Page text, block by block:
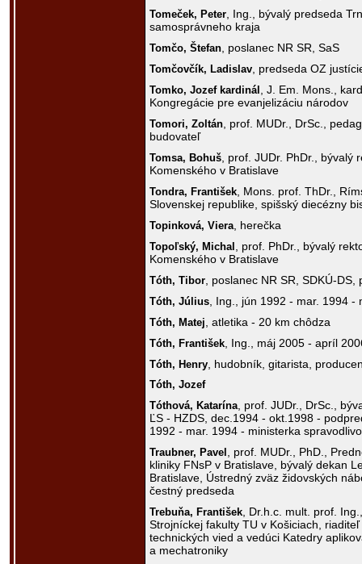
Tomeček, Peter , Ing., bývalý predseda
samosprávneho kraja
Tomčo, Štefan , poslanec NR SR, SaS
Tomčovčík, Ladislav , predseda OZ
Tomko, Jozef kardinál
, J. Em. Mons.,
Kongregácie pre evanjelizáciu národov
Tomori, Zoltán , prof. MUDr., DrSc.,
budovateľ
Tomsa, Bohuš , prof. JUDr. PhDr., bývalý
Komenského v Bratislave
Tondra, František , Mons. prof. ThDr.,
Slovenskej republike, spišský diecézny
Topinková, Viera , herečka
Topoľský, Michal
, prof. PhDr., bývalý
Komenského v Bratislave
Tóth, Tibor , poslanec NR SR, SDKÚ-
Tóth, Július , Ing., jún 1992 - mar. 1994
Tóth, Matej , atletika - 20 km chôdza
Tóth, František , Ing., máj 2005 - apríl
Tóth, Henry , hudobník, gitarista,
Tóth, Jozef
Tóthová, Katarína , prof. JUDr., DrSc.,
ĽS - HZDS, dec.1994 - okt.1998 -
1992 - mar. 1994 - ministerka
Traubner, Pavel
, prof. MUDr., PhD.,
kliniky FNsP v Bratislave, bývalý dekan
Bratislave, Ústredný zväz židovských
čestný predseda
Trebuňa, František , Dr.h.c. mult. prof.
Strojníckej fakulty TU v Košiciach,
technických vied a vedúci Katedry
a mechatroniky